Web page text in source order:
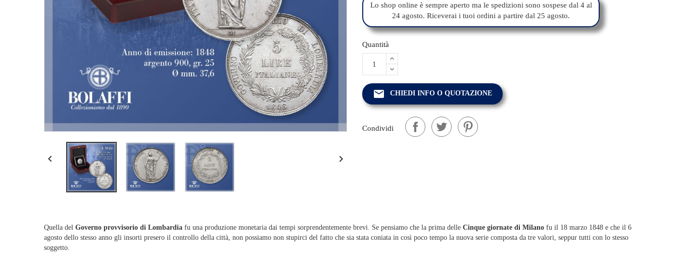
 
Lo shop online è sempre aperto ma le spedizioni sono sospese dal 4 al
24 agosto. Riceverai i tuoi ordini a partire dal 25 agosto.
Quantità
email CHIEDI INFO O QUOTAZIONE
Condividi
Quella del Governo provvisorio di Lombardia fu una produzione monetaria dai tempi sorprendentemente brevi. Se pensiamo che la prima delle Cinque giornate di Milano fu il 18 marzo 1848 e che il 6
agosto dello stesso anno gli insorti presero il controllo della città, non possiamo non stupirci del fatto che sia stata coniata in così poco tempo la nuova serie composta da tre valori, seppur tutti con lo stesso
soggetto.